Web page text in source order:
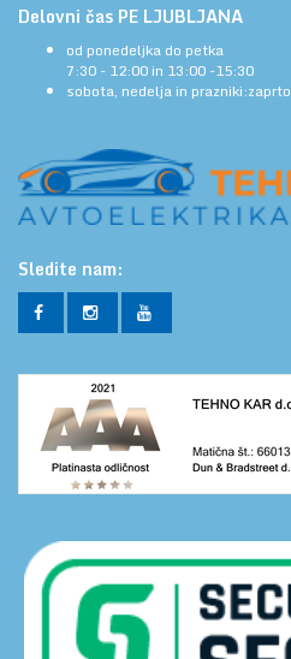
Delovni čas PE LJUBLJANA
od ponedeljka do petka
7:30 - 12:00 in 13:00 -15:30
sobota, nedelja in prazniki:zaprto
Sledite nam: